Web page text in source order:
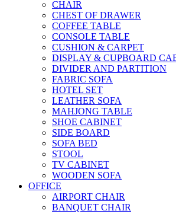
CHAIR
CHEST OF DRAWER
COFFEE TABLE
CONSOLE TABLE
CUSHION & CARPET
DISPLAY & CUPBOARD
DIVIDER AND PARTITION
FABRIC SOFA
HOTEL SET
LEATHER SOFA
MAHJONG TABLE
SHOE CABINET
SIDE BOARD
SOFA BED
STOOL
TV CABINET
WOODEN SOFA
OFFICE
AIRPORT CHAIR
BANQUET CHAIR